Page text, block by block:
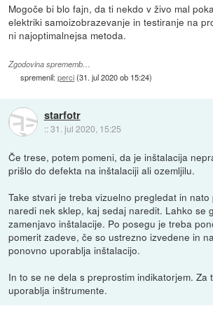
Mogoče bi blo fajn, da ti nekdo v živo mal
elektriki samoizobrazevanje in testiranje na
ni najoptimalnejsa metoda.
Zgodovina sprememb…
spremenil:perci(31. jul 2020 ob 15:24)
starfotr
::31. jul 2020, 15:25
Če trese, potem pomeni, da je inštalacija
prišlo do defekta na inštalaciji ali ozemljilu.
Take stvari je treba vizuelno pregledat in nato
naredi nek sklep, kaj sedaj naredit. Lahko se
zamenjavo inštalacije. Po posegu je treba
pomerit zadeve, če so ustrezno izvedene in
ponovno uporablja inštalacijo.
In to se ne dela s preprostim indikatorjem. Za
uporablja inštrumente.